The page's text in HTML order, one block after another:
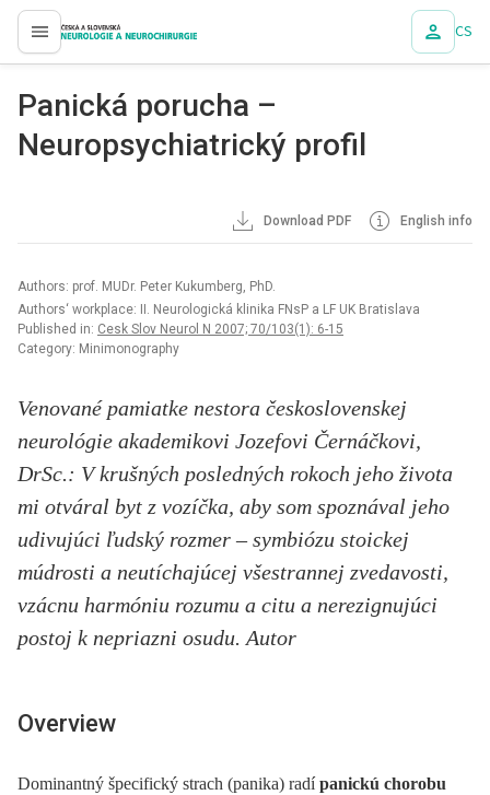
proLékaře.cz CS
Panická porucha –
Neuropsychiatrický profil
Download PDF English info
Authors: prof. MUDr. Peter Kukumberg, PhD.
Authors‘ workplace: II. Neurologická klinika FNsP a LF UK Bratislava
Published in: Cesk Slov Neurol N 2007; 70/103(1): 6-15
Category: Minimonography
Venované pamiatke nestora československej
neurológie akademikovi Jozefovi Černáčkovi,
DrSc.: V krušných posledných rokoch jeho života
mi otváral byt z vozíčka, aby som spoznával jeho
udivujúci ľudský rozmer – symbiózu stoickej
múdrosti a neutíchajúcej všestrannej zvedavosti,
vzácnu harmóniu rozumu a citu a nerezignujúci
postoj k nepriazni osudu. Autor
Overview
Dominantný špecifický strach (panika) radípanickú chorobu